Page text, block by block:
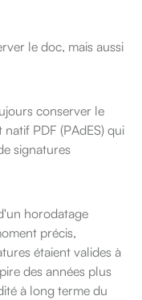
le doc, mais aussi
conserver le
PDF (PAdES) qui
signatures
horodatage
précis,
étaient valides à
des années plus
à long terme du